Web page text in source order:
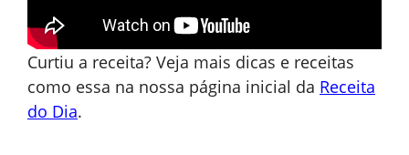
Curtiu a receita? Veja mais dicas e receitas
como essa na nossa página inicial da Receita
do Dia.